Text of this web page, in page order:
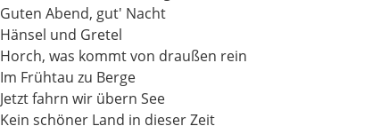
Guten Abend, gut' Nacht
Hänsel und Gretel
Horch, was kommt von draußen rein
Im Frühtau zu Berge
Jetzt fahrn wir übern See
Kein schöner Land in dieser Zeit